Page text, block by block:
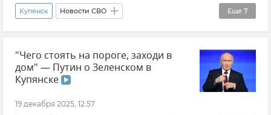
Еще 7
Купянск Новости СВО
Группировка войск "Запад"
Харьковская область
Министерство обороны РФ
Вооруженные силы России
"Чего стоять на пороге, заходи в
дом" — Путин о Зеленском в
Купянске
19 декабря 2025, 12:57